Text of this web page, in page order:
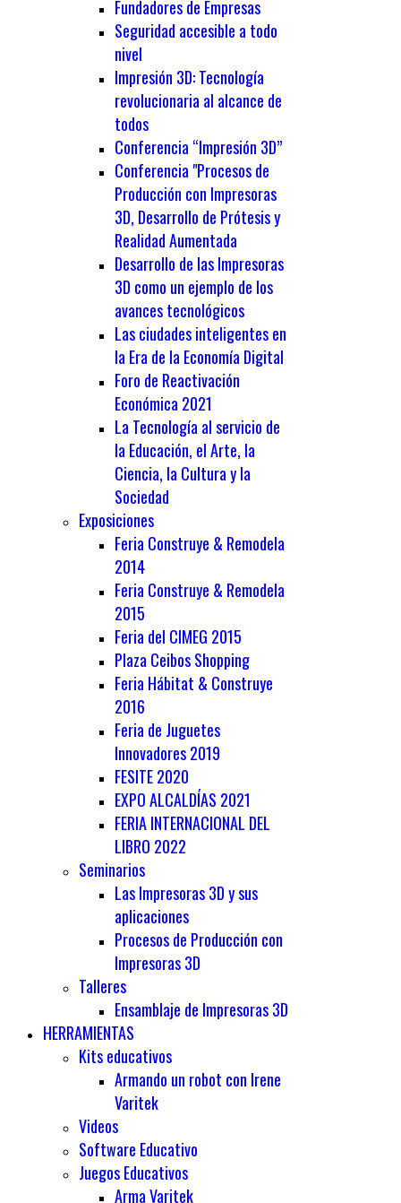
Fundadores de Empresas
Seguridad accesible a todo
nivel
Impresión 3D: Tecnología
revolucionaria al alcance de
todos
Conferencia “Impresión 3D”
Conferencia "Procesos de
Producción con Impresoras
3D, Desarrollo de Prótesis y
Realidad Aumentada
Desarrollo de las Impresoras
3D como un ejemplo de los
avances tecnológicos
Las ciudades inteligentes en
la Era de la Economía Digital
Foro de Reactivación
Económica 2021
La Tecnología al servicio de
la Educación, el Arte, la
Ciencia, la Cultura y la
Sociedad
Exposiciones
Feria Construye & Remodela
2014
Feria Construye & Remodela
2015
Feria del CIMEG 2015
Plaza Ceibos Shopping
Feria Hábitat & Construye
2016
Feria de Juguetes
Innovadores 2019
FESITE 2020
EXPO ALCALDÍAS 2021
FERIA INTERNACIONAL DEL
LIBRO 2022
Seminarios
Las Impresoras 3D y sus
aplicaciones
Procesos de Producción con
Impresoras 3D
Talleres
Ensamblaje de Impresoras 3D
HERRAMIENTAS
Kits educativos
Armando un robot con Irene
Varitek
Videos
Software Educativo
Juegos Educativos
Arma Varitek